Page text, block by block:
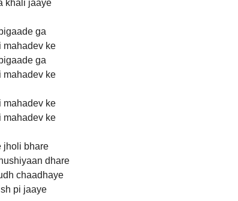
khali jaaye
ga
mahadev ke
ga
mahadev ke
mahadev ke
mahadev ke
jholi bhare
dhare
chaadhaye
pi jaaye